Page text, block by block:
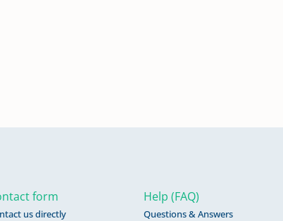
form
us directly
Help (FAQ)
Questions & Answers